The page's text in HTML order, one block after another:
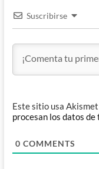
Suscribirse
Este sitio usa
procesan los datos
0 COMMENTS